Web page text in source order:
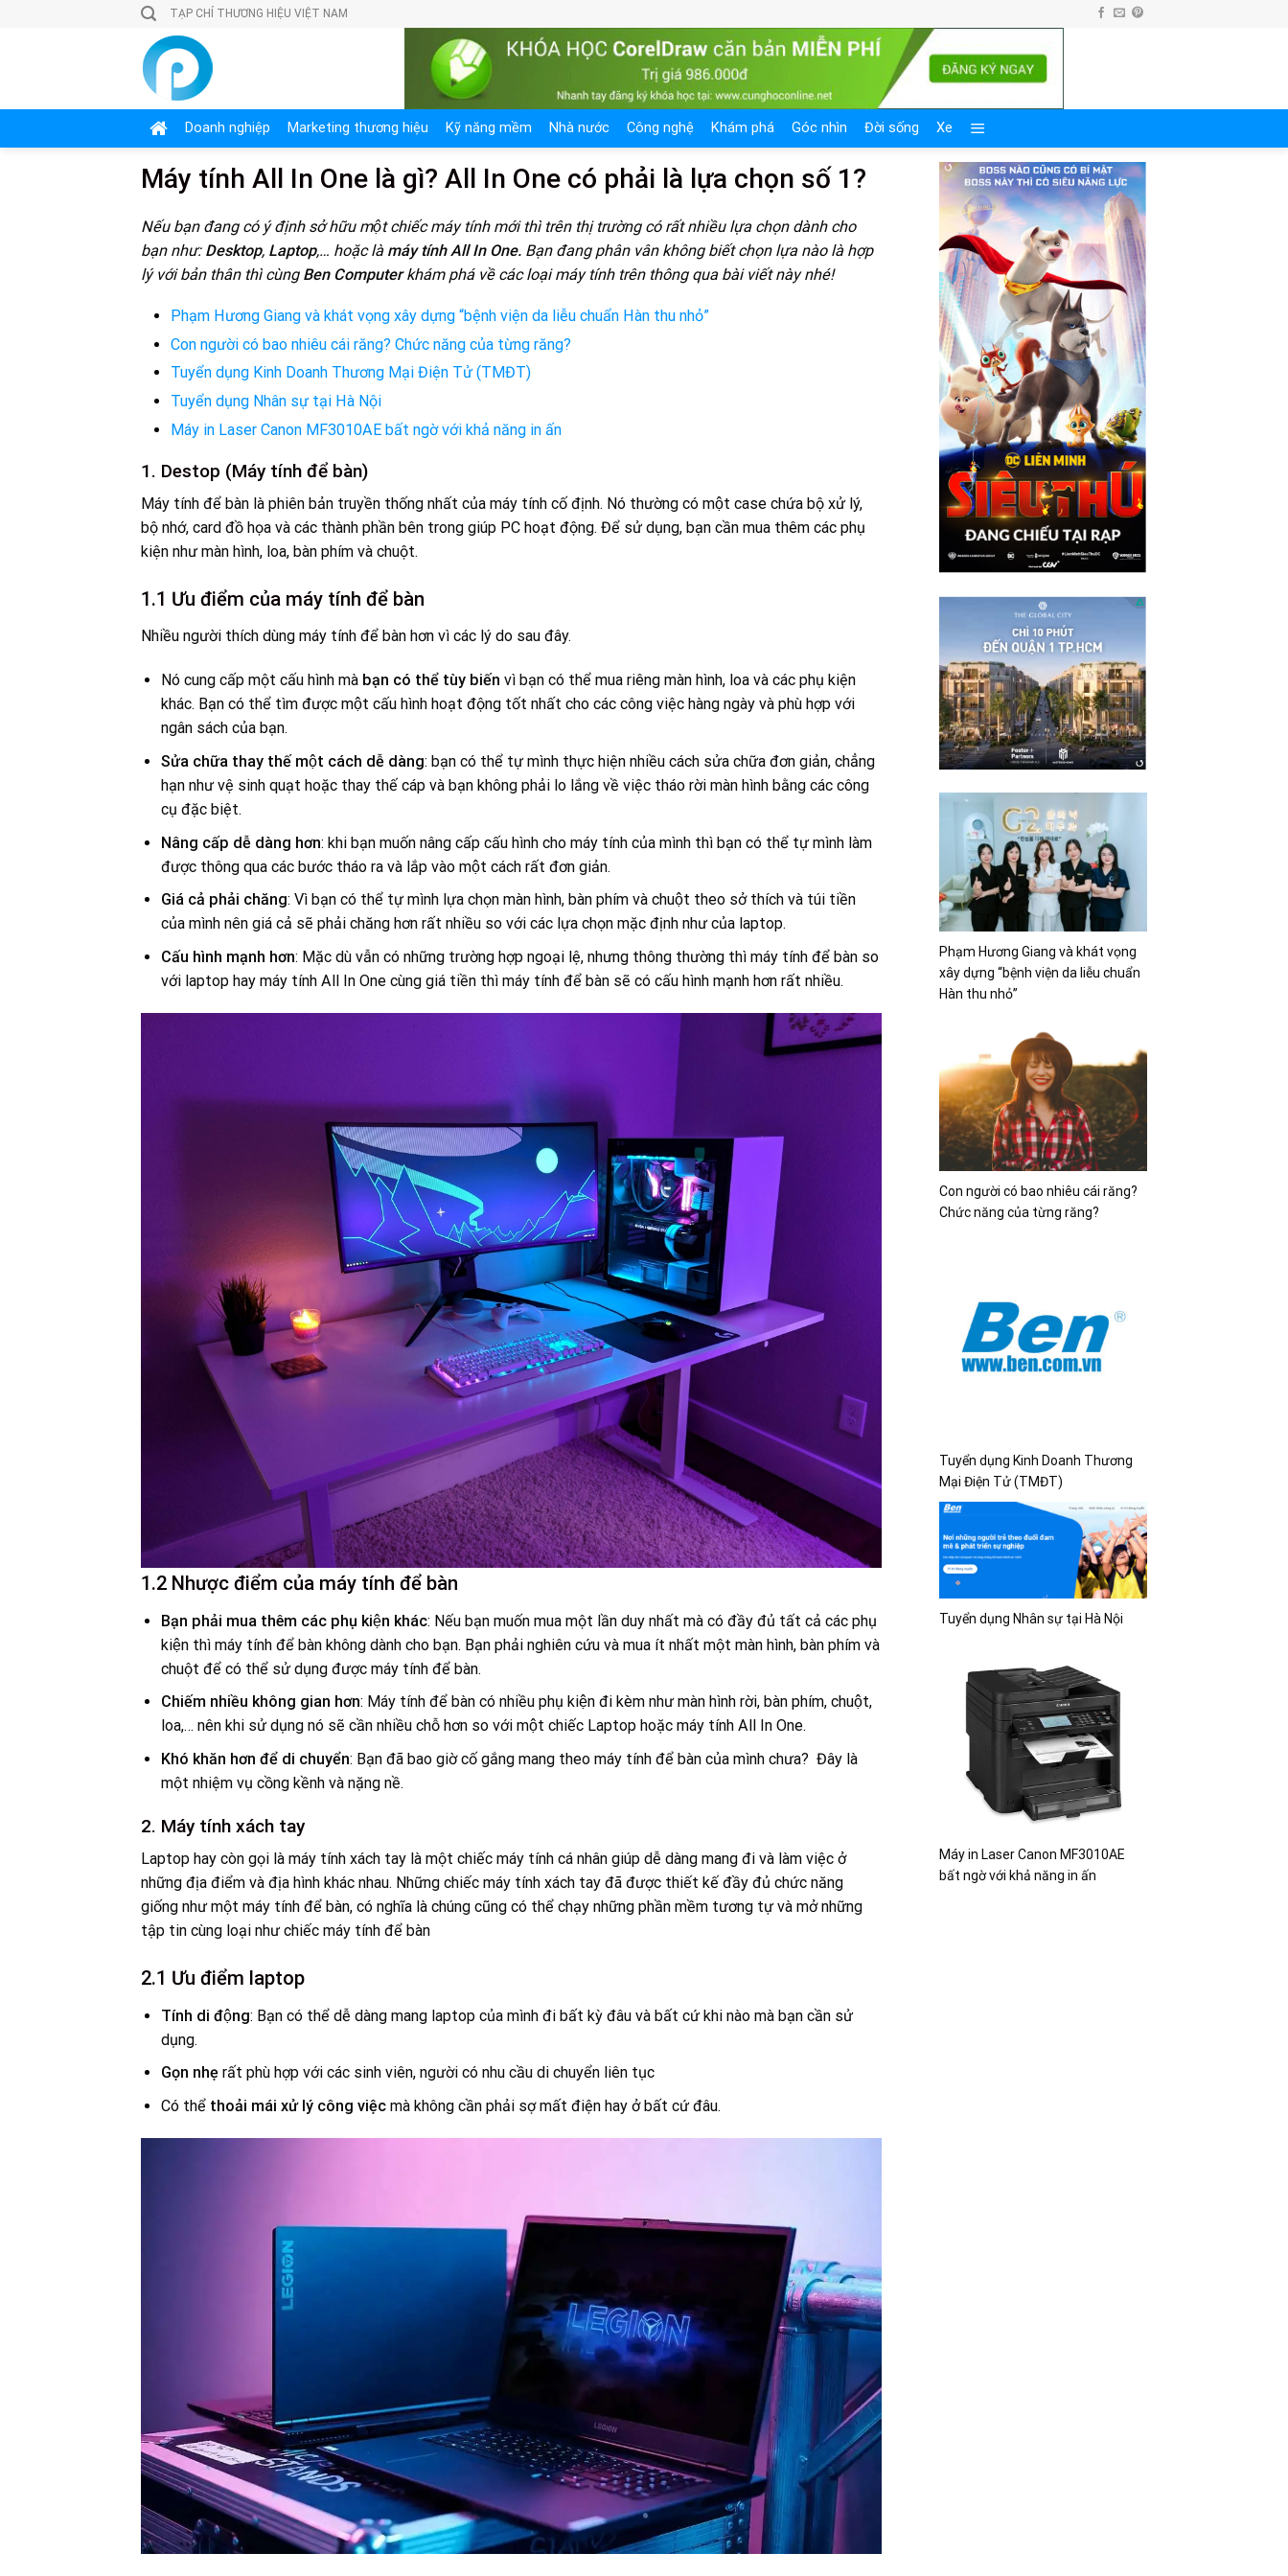
TẠP CHÍ THƯƠNG HIỆU VIỆT NAM
Doanh nghiệp Marketing thương hiệu Kỹ năng mềm Nhà nước Công nghệ Khám phá Góc nhìn Đời sống Xe
Máy tính All In One là gì? All In One có phải là lựa chọn số 1?
Nếu bạn đang có ý định sở hữu một chiếc máy tính mới thì trên thị trường có rất nhiều lựa chọn dành cho
bạn như: Desktop, Laptop,… hoặc là máy tính All In One. Bạn đang phân vân không biết chọn lựa nào là hợp
lý với bản thân thì cùng Ben Computerkhám phá về các loại máy tính trên thông qua bài viết này nhé!
Phạm Hương Giang và khát vọng xây dựng “bệnh viện da liễu chuẩn Hàn thu nhỏ”
Con người có bao nhiêu cái răng? Chức năng của từng răng?
Tuyển dụng Kinh Doanh Thương Mại Điện Tử (TMĐT)
Tuyển dụng Nhân sự tại Hà Nội
Máy in Laser Canon MF3010AE bất ngờ với khả năng in ấn
1. Destop (Máy tính để bàn)
Máy tính để bàn là phiên bản truyền thống nhất của máy tính cố định. Nó thường có một case chứa bộ xử lý,
bộ nhớ, card đồ họa và các thành phần bên trong giúp PC hoạt động. Để sử dụng, bạn cần mua thêm các phụ
kiện như màn hình, loa, bàn phím và chuột.
1.1 Ưu điểm của máy tính để bàn
Nhiều người thích dùng máy tính để bàn hơn vì các lý do sau đây.
Nó cung cấp một cấu hình mà bạn có thể tùy biến vì bạn có thể mua riêng màn hình, loa và các phụ kiện
khác. Bạn có thể tìm được một cấu hình hoạt động tốt nhất cho các công việc hàng ngày và phù hợp với
ngân sách của bạn.
Sửa chữa thay thế một cách dễ dàng: bạn có thể tự mình thực hiện nhiều cách sửa chữa đơn giản, chẳng
hạn như vệ sinh quạt hoặc thay thế cáp và bạn không phải lo lắng về việc tháo rời màn hình bằng các công
cụ đặc biệt.
Nâng cấp dễ dàng hơn: khi bạn muốn nâng cấp cấu hình cho máy tính của mình thì bạn có thể tự mình làm
được thông qua các bước tháo ra và lắp vào một cách rất đơn giản.
Giá cả phải chăng: Vì bạn có thể tự mình lựa chọn màn hình, bàn phím và chuột theo sở thích và túi tiền
của mình nên giá cả sẽ phải chăng hơn rất nhiều so với các lựa chọn mặc định như của laptop.
Cấu hình mạnh hơn: Mặc dù vẫn có những trường hợp ngoại lệ, nhưng thông thường thì máy tính để bàn so
với laptop hay máy tính All In One cùng giá tiền thì máy tính để bàn sẽ có cấu hình mạnh hơn rất nhiều.
1.2 Nhược điểm của máy tính để bàn
Bạn phải mua thêm các phụ kiện khác: Nếu bạn muốn mua một lần duy nhất mà có đầy đủ tất cả các phụ
kiện thì máy tính để bàn không dành cho bạn. Bạn phải nghiên cứu và mua ít nhất một màn hình, bàn phím và
chuột để có thể sử dụng được máy tính để bàn.
Chiếm nhiều không gian hơn: Máy tính để bàn có nhiều phụ kiện đi kèm như màn hình rời, bàn phím, chuột,
loa,… nên khi sử dụng nó sẽ cần nhiều chỗ hơn so với một chiếc Laptop hoặc máy tính All In One.
Khó khăn hơn để di chuyển: Bạn đã bao giờ cố gắng mang theo máy tính để bàn của mình chưa? Đây là
một nhiệm vụ cồng kềnh và nặng nề.
2. Máy tính xách tay
Laptop hay còn gọi là máy tính xách tay là một chiếc máy tính cá nhân giúp dễ dàng mang đi và làm việc ở
những địa điểm và địa hình khác nhau. Những chiếc máy tính xách tay đã được thiết kế đầy đủ chức năng
giống như một máy tính để bàn, có nghĩa là chúng cũng có thể chạy những phần mềm tương tự và mở những
tập tin cùng loại như chiếc máy tính để bàn
2.1 Ưu điểm laptop
Tính di động: Bạn có thể dễ dàng mang laptop của mình đi bất kỳ đâu và bất cứ khi nào mà bạn cần sử
dụng.
Gọn nhẹ rất phù hợp với các sinh viên, người có nhu cầu di chuyển liên tục
Có thể thoải mái xử lý công việc mà không cần phải sợ mất điện hay ở bất cứ đâu.
Phạm Hương Giang và khát vọng
xây dựng “bệnh viện da liễu chuẩn
Hàn thu nhỏ”
Con người có bao nhiêu cái răng?
Chức năng của từng răng?
Tuyển dụng Kinh Doanh Thương
Mại Điện Tử (TMĐT)
Tuyển dụng Nhân sự tại Hà Nội
Máy in Laser Canon MF3010AE
bất ngờ với khả năng in ấn